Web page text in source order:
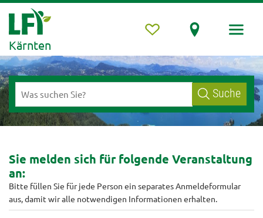
Kärnten
Suche
Sie melden sich für folgende Veranstaltung
an:
Bitte füllen Sie für jede Person ein separates Anmeldeformular
aus, damit wir alle notwendigen Informationen erhalten.